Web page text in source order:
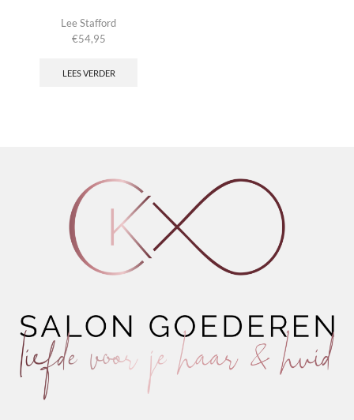
Lee Stafford
€54,95
LEES VERDER